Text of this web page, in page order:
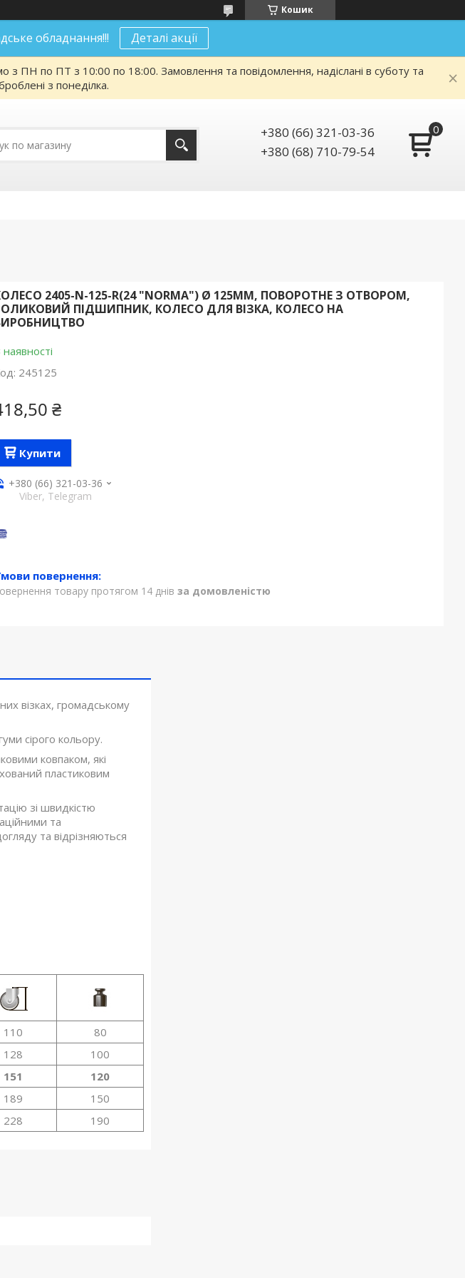
Кошик
обладнання!!! Деталі акції
по ПТ з 10:00 по 18:00. Замовлення та повідомлення, надіслані в суботу та
з понеділка.
+380 (66) 321-03-36
+380 (68) 710-79-54
2405-N-125-R(24 "NORMA") Ø 125ММ, ПОВОРОТНЕ З ОТВОРОМ,
ПІДШИПНИК, КОЛЕСО ДЛЯ ВІЗКА, КОЛЕСО НА
наявності
245125
₴
Купити
+380 (66) 321-03-36
Viber, Telegram
товару протягом 14 днів за домовленістю
візках, громадському
сірого кольору.
ковпаком, які
пластиковим
зі швидкістю
та
та відрізняються
110
80
128
100
151
120
189
150
228 190